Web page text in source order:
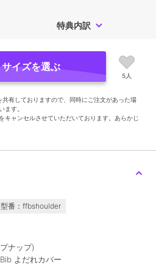
特典内訳
イズを選ぶ
5人
有しておりますので、同時にご注文があった場
ます。
キャンセルさせていただいております。あらかじ
型番：ffbshoulder
ナップ)
よだれカバー